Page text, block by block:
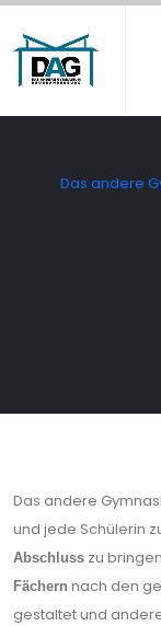
Das andere
Das andere
und jede Schülerin
Abschluss zu
Fächern nach den
gestaltet und